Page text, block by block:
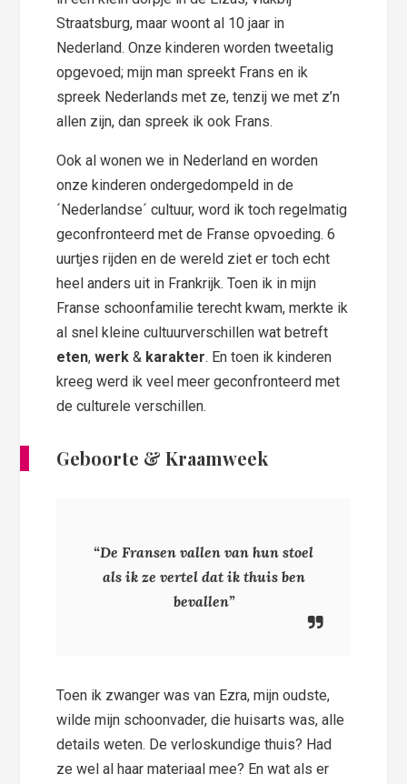
Straatsburg, maar woont al 10 jaar in
Nederland. Onze kinderen worden tweetalig
opgevoed; mijn man spreekt Frans en ik
spreek Nederlands met ze, tenzij we met z’n
allen zijn, dan spreek ik ook Frans.
Ook al wonen we in Nederland en worden
onze kinderen ondergedompeld in de
´Nederlandse´ cultuur, word ik toch regelmatig
geconfronteerd met de Franse opvoeding. 6
uurtjes rijden en de wereld ziet er toch echt
heel anders uit in Frankrijk. Toen ik in mijn
Franse schoonfamilie terecht kwam, merkte ik
al snel kleine cultuurverschillen wat betreft
eten,werk & karakter. En toen ik kinderen
kreeg werd ik veel meer geconfronteerd met
de culturele verschillen.
Geboorte & Kraamweek
“De Fransen vallen van hun stoel
als ik ze vertel dat ik thuis ben
bevallen”
Toen ik zwanger was van Ezra, mijn oudste,
wilde mijn schoonvader, die huisarts was, alle
details weten. De verloskundige thuis? Had
ze wel al haar materiaal mee? En wat als er